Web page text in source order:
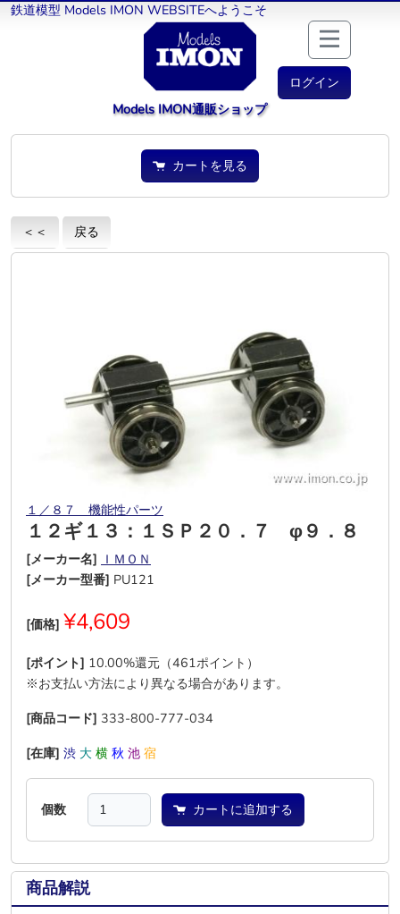
鉄道模型 Models IMON WEBSITEへようこそ
ログイン
Models IMON通販ショップ
カートを見る
＜＜ 戻る
１／８７ 機能性パーツ
１２ギ１３：１ＳＰ２０．７ φ９．８
[メーカー名] ＩＭＯＮ
[メーカー型番] PU121
[価格] ¥4,609
[ポイント] 10.00%還元（461ポイント）
※お支払い方法により異なる場合があります。
[商品コード] 333-800-777-034
[在庫] 渋 大 横 秋 池 宿
個数 カートに追加する
商品解説